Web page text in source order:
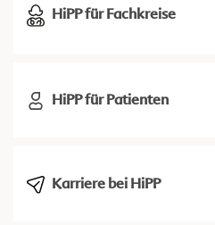
HiPP für Fachkreise
HiPP für Patienten
Karriere bei HiPP